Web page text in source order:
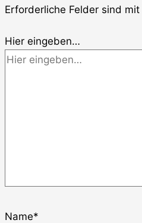
Erforderliche Felder sind mit
Hier eingeben…
Name*